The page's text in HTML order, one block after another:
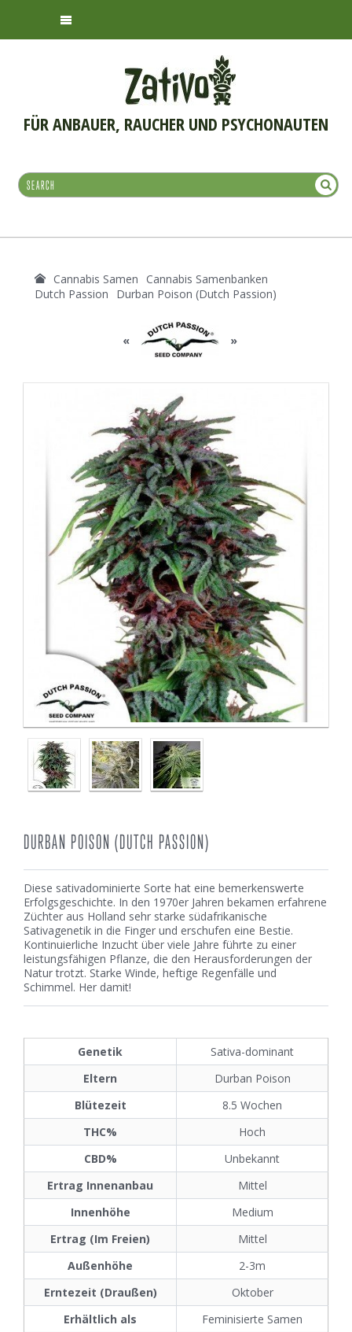
FÜR ANBAUER, RAUCHER UND PSYCHONAUTEN
Cannabis Samen
Cannabis Samenbanken
Dutch Passion
Durban Poison (Dutch Passion)
« »
DURBAN POISON (DUTCH PASSION)
Diese sativadominierte Sorte hat eine bemerkenswerte
Erfolgsgeschichte. In den 1970er Jahren bekamen erfahrene
Züchter aus Holland sehr starke südafrikanische
Sativagenetik in die Finger und erschufen eine Bestie.
Kontinuierliche Inzucht über viele Jahre führte zu einer
leistungsfähigen Pflanze, die den Herausforderungen der
Natur trotzt. Starke Winde, heftige Regenfälle und
Schimmel. Her damit!
Genetik
Sativa-dominant
Eltern
Durban Poison
Blütezeit
8.5 Wochen
THC%
Hoch
CBD%
Unbekannt
Ertrag Innenanbau
Mittel
Innenhöhe
Medium
Ertrag (Im Freien)
Mittel
Außenhöhe
2-3m
Erntezeit (Draußen)
Oktober
Erhältlich als
Feminisierte Samen